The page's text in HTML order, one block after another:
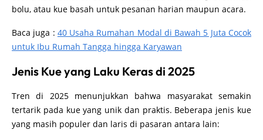
bolu, atau kue basah untuk pesanan harian maupun acara.
Baca juga : 40 Usaha Rumahan Modal di Bawah 5 Juta Cocok
untuk Ibu Rumah Tangga hingga Karyawan
Jenis Kue yang Laku Keras di 2025
Tren di 2025 menunjukkan bahwa masyarakat semakin
tertarik pada kue yang unik dan praktis. Beberapa jenis kue
yang masih populer dan laris di pasaran antara lain: